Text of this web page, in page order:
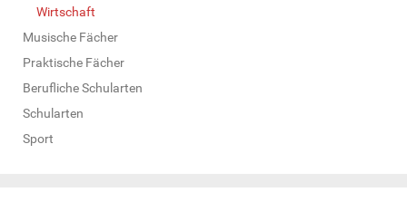
Wirtschaft
Musische Fächer
Praktische Fächer
Berufliche Schularten
Schularten
Sport